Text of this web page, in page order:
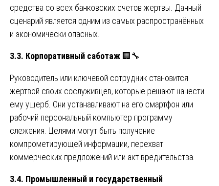
средства со всех банковских счетов жертвы. Данный
сценарий является одним из самых распространённых
и экономически опасных.
3.3. Корпоративный саботаж 🏢🔧
Руководитель или ключевой сотрудник становится
жертвой своих сослуживцев, которые решают нанести
ему ущерб. Они устанавливают на его смартфон или
рабочий персональный компьютер программу
слежения. Целями могут быть получение
компрометирующей информации, перехват
коммерческих предложений или акт вредительства.
3.4. Промышленный и государственный